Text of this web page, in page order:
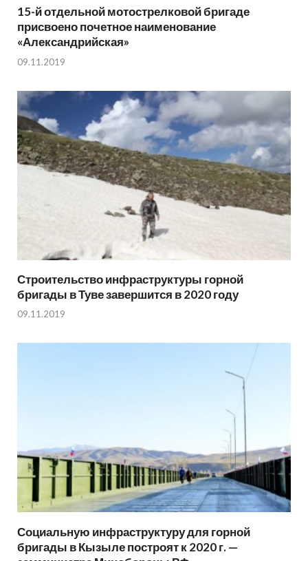
15-й отдельной мотострелковой бригаде
присвоено почетное наименование
«Александрийская»
09.11.2019
Строительство инфраструктуры горной
бригады в Туве завершится в 2020 году
09.11.2019
Социальную инфраструктуру для горной
бригады в Кызыле построят к 2020 г. —